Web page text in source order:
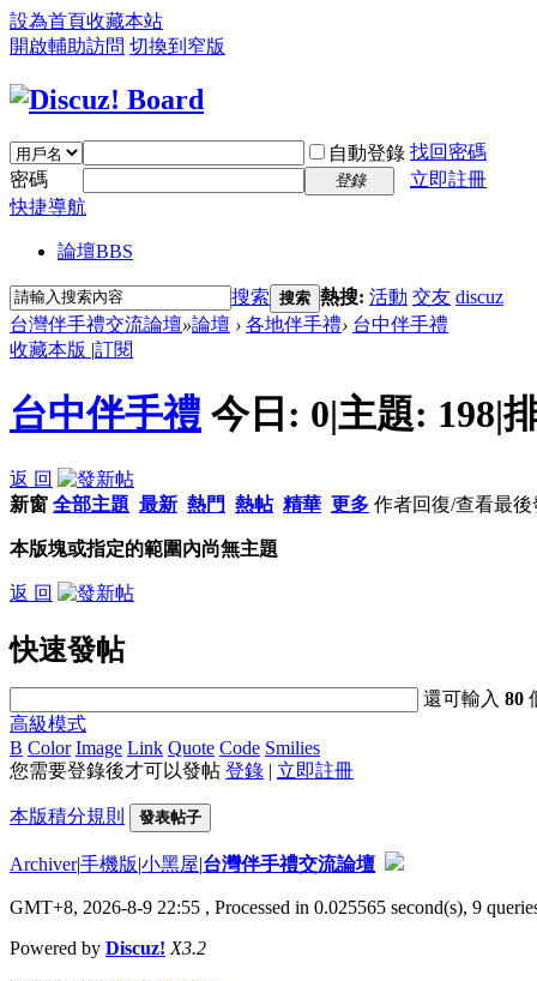
設為首頁收藏本站
開啟輔助訪問 切換到窄版
自動登錄 找回密碼
密碼
登錄
立即註冊
快捷導航
論壇BBS
搜索 搜索 熱搜: 活動 交友 discuz
台灣伴手禮交流論壇»論壇 › 各地伴手禮› 台中伴手禮
收藏本版 |訂閱
台中伴手禮 今日: 0|主題: 198|
返 回
新窗 全部主題 最新 熱門 熱帖 精華 更多 作者回復/查看最後
本版塊或指定的範圍內尚無主題
返 回
快速發帖
還可輸入80
高級模式
B Color Image Link Quote Code Smilies
您需要登錄後才可以發帖 登錄 | 立即註冊
本版積分規則 發表帖子
Archiver|手機版|小黑屋|台灣伴手禮交流論壇
GMT+8, 2026-8-9 22:55 , Processed in 0.025565 second(s), 9
Powered by Discuz! X3.2